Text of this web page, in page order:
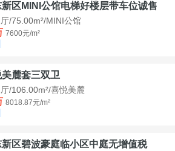
区MINI公馆电梯好楼层带车位诚售
/75.00m²/MINI公馆
7600元/m²
麓套三双卫
/106.00m²/喜悦美麓
8018.87元/m²
区碧波豪庭临小区中庭无增值税